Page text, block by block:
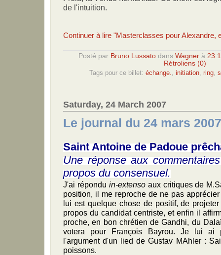
de l'intuition.
Continuer à lire "Masterclasses pour Alexandre,
Posté par Bruno Lussato dans Wagner à
Rétroliens (0)
Tags pour ce billet: échange. initiation ring
Saturday, 24 March 2007
Le journal du 24 mars 2007
Saint Antoine de Padoue
Une réponse aux
propos du consensuel.
J'ai répondu in-extenso aux critiques de
position, il me reproche de ne pas
lui est quelque chose de positif, de
propos du candidat centriste, et enfin il
proche, en bon chrétien de Gandhi, du
votera pour François Bayrou. Je lui ai
l'argument d'un lied de Gustav MAhler :
poissons.